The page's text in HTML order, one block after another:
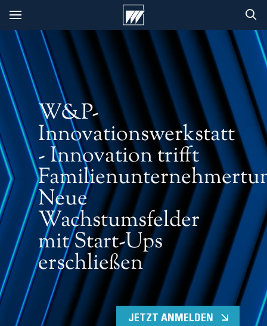
W&P-
Innovationswerkstatt
- Innovation trifft
Neue
Wachstumsfelder
mit Start-Ups
erschließen
JETZT ANMELDEN